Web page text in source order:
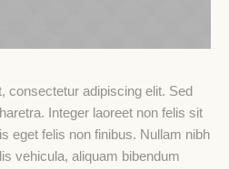
consectetur adipiscing elit. Sed
Integer laoreet non felis sit
eget felis non finibus. Nullam nibh
vehicula, aliquam bibendum